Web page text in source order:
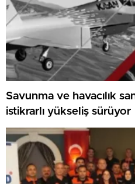
Savunma ve havacılık
istikrarlı yükseliş sürüyor